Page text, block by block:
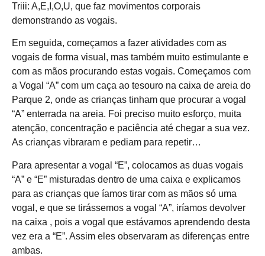
Triii: A,E,I,O,U, que faz movimentos corporais
demonstrando as vogais.
Em seguida, começamos a fazer atividades com as
vogais de forma visual, mas também muito estimulante e
com as mãos procurando estas vogais. Começamos com
a Vogal “A” com um caça ao tesouro na caixa de areia do
Parque 2, onde as crianças tinham que procurar a vogal
“A” enterrada na areia. Foi preciso muito esforço, muita
atenção, concentração e paciência até chegar a sua vez.
As crianças vibraram e pediam para repetir…
Para apresentar a vogal “E”, colocamos as duas vogais
“A” e “E” misturadas dentro de uma caixa e explicamos
para as crianças que íamos tirar com as mãos só uma
vogal, e que se tirássemos a vogal “A”, iríamos devolver
na caixa , pois a vogal que estávamos aprendendo desta
vez era a “E”. Assim eles observaram as diferenças entre
ambas.